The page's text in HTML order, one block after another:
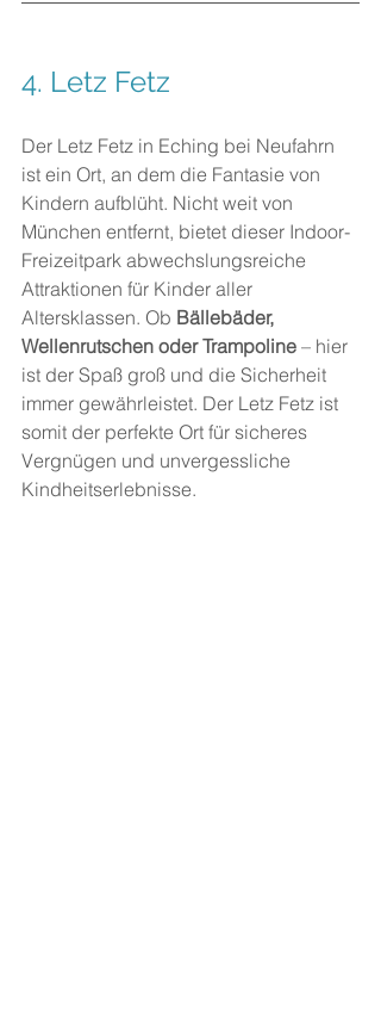
4. Letz Fetz
Der Letz Fetz in Eching bei Neufahrn
ist ein Ort, an dem die Fantasie von
Kindern aufblüht. Nicht weit von
München entfernt, bietet dieser Indoor-
Freizeitpark abwechslungsreiche
Attraktionen für Kinder aller
Altersklassen. Ob Bällebäder,
Wellenrutschen oder Trampoline – hier
ist der Spaß groß und die Sicherheit
immer gewährleistet. Der Letz Fetz ist
somit der perfekte Ort für sicheres
Vergnügen und unvergessliche
Kindheitserlebnisse.